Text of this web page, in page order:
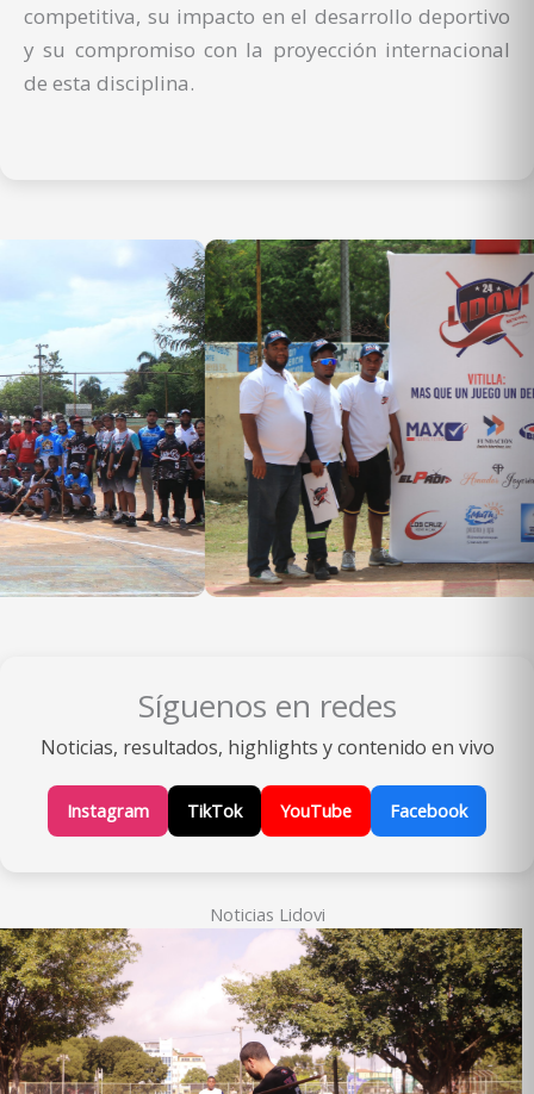
competitiva, su impacto en el desarrollo deportivo
y su compromiso con la proyección internacional
de esta disciplina.
Síguenos en redes
Noticias, resultados, highlights y contenido en vivo
Instagram TikTok YouTube Facebook
Noticias Lidovi